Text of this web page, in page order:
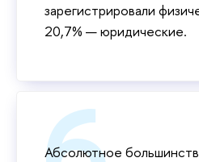
зарегистрировали
20,7% — юридические.
Абсолютное